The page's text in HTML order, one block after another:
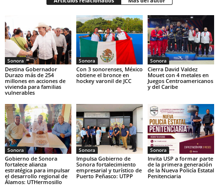
Sonora
Destina Gobernador
Durazo más de 254
millones en acciones de
vivienda para familias
vulnerables
Sonora
Con 3 sonorenses, México
obtiene el bronce en
hockey varonil de JCC
Sonora
Cierra David Valdez
Mouet con 4 metales en
Juegos Centroamericanos
y del Caribe
Sonora
Gobierno de Sonora
fortalece alianza
estratégica para impulsar
el desarrollo regional de
Álamos: UTHermosillo
Sonora
Impulsa Gobierno de
Sonora fortalecimiento
empresarial y turístico de
Puerto Peñasco: UTPP
Sonora
Invita USP a formar parte
de la primera generación
de la Nueva Policía Estatal
Penitenciaria